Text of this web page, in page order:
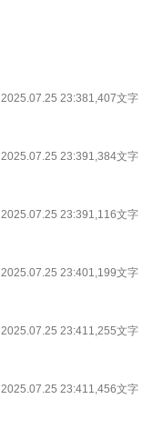
2025.07.25 23:381,407文字
2025.07.25 23:391,384文字
2025.07.25 23:391,116文字
2025.07.25 23:401,199文字
2025.07.25 23:411,255文字
2025.07.25 23:411,456文字